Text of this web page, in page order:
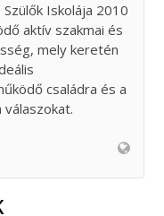
Szülők Iskolája 2010
aktív szakmai és
mely keretén
családra és a